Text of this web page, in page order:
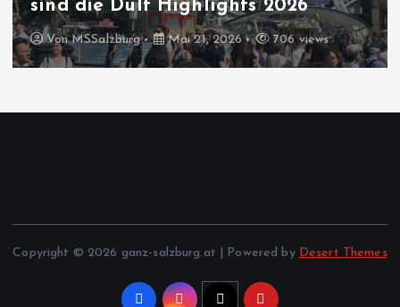
sind die Dult Highlights 2026
VonMSSalzburg Mai 21, 2026 706 views
Copyright © 2026 ganz-salzburg.at | Powered by Desert Themes